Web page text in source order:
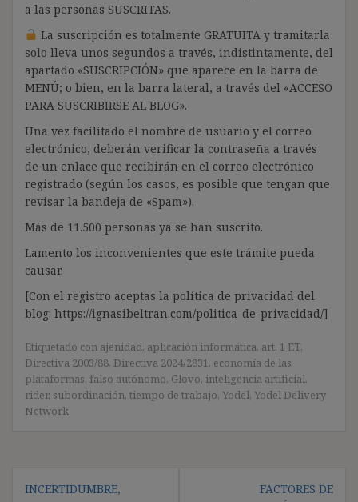
a las personas SUSCRITAS.
La suscripción es totalmente GRATUITA y tramitarla
solo lleva unos segundos a través, indistintamente, del
apartado «SUSCRIPCIÓN» que aparece en la barra de
MENÚ; o bien, en la barra lateral, a través del «ACCESO
PARA SUSCRIBIRSE AL BLOG».
Una vez facilitado el nombre de usuario y el correo
electrónico, deberán verificar la contraseña a través
de un enlace que recibirán en el correo electrónico
registrado (según los casos, es posible que tengan que
revisar la bandeja de «Spam»).
Más de 11.500 personas ya se han suscrito.
Lamento los inconvenientes que este trámite pueda
causar.
[Con el registro aceptas la política de privacidad del
blog: https://ignasibeltran.com/politica-de-privacidad/]
Etiquetado con ajenidad, aplicación informática, art. 1 ET,
Directiva 2003/88, Directiva 2024/2831 , economía de las
plataformas, falso autónomo, Glovo, inteligencia artificial,
rider, subordinación, tiempo de trabajo, Yodel, Yodel Delivery
Network
INCERTIDUMBRE,
FACTORES DE